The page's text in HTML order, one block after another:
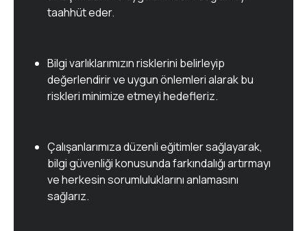
taahhüt eder.
Bilgi varlıklarımızın risklerini belirleyip
değerlendirir ve uygun önlemleri alarak bu
riskleri minimize etmeyi hedefleriz.
Çalışanlarımıza düzenli eğitimler sağlayarak,
bilgi güvenliği konusunda farkındalığı artırmayı
ve herkesin sorumluluklarını anlamasını
sağlarız.